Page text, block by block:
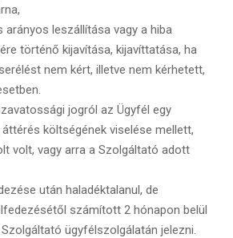
arányos leszállítása vagy a hiba
történő kijavítása, kijavíttatása, ha
nem kért, illetve nem kérhetett,
jogról az Ügyfél egy
költségének viselése mellett,
volt, vagy arra a Szolgáltató adott
után haladéktalanul, de
számított 2 hónapon belül
ügyfélszolgálatán jelezni.